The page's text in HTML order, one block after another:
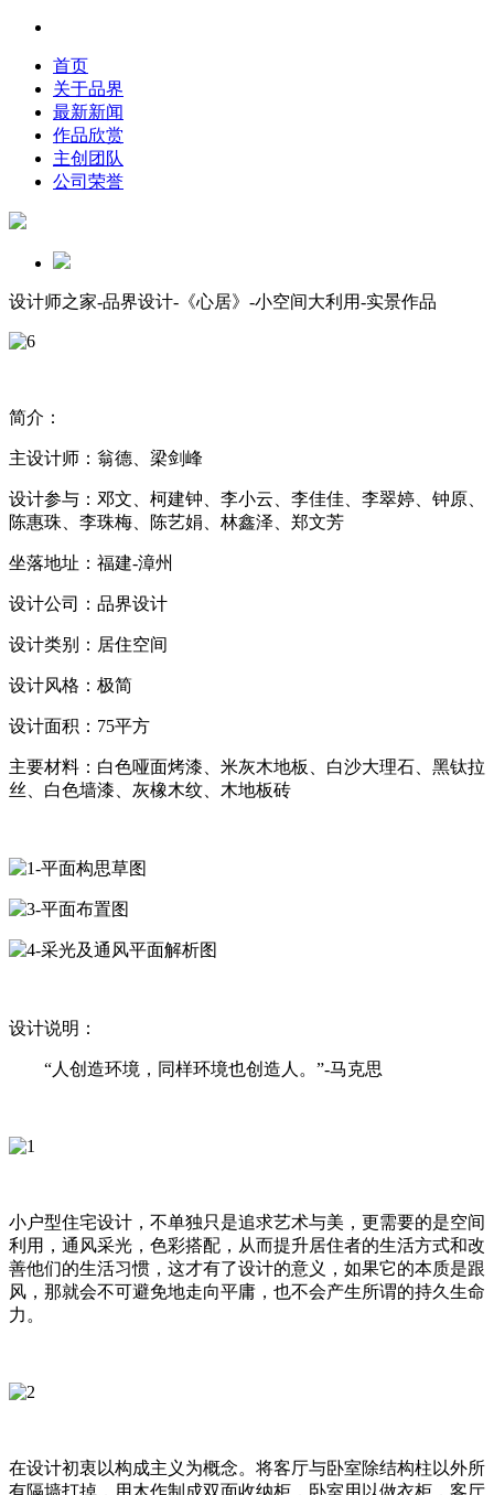
首页
关于品界
最新新闻
作品欣赏
主创团队
公司荣誉
设计师之家-品界设计-《心居》-小空间大利用-实景作品
简介：
主设计师：翁德、梁剑峰
设计参与：邓文、柯建钟、李小云、李佳佳、李翠婷、钟原、
陈惠珠、李珠梅、陈艺娟、林鑫泽、郑文芳
坐落地址：福建-漳州
设计公司：品界设计
设计类别：居住空间
设计风格：极简
设计面积：75平方
主要材料：白色哑面烤漆、米灰木地板、白沙大理石、黑钛拉
丝、白色墙漆、灰橡木纹、木地板砖
设计说明：
“人创造环境，同样环境也创造人。”-马克思
小户型住宅设计，不单独只是追求艺术与美，更需要的是空间
利用，通风采光，色彩搭配，从而提升居住者的生活方式和改
善他们的生活习惯，这才有了设计的意义，如果它的本质是跟
风，那就会不可避免地走向平庸，也不会产生所谓的持久生命
力。
在设计初衷以构成主义为概念。将客厅与卧室除结构柱以外所
有隔墙打掉，用木作制成双面收纳柜，卧室用以做衣柜，客厅